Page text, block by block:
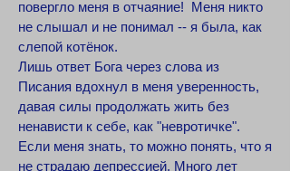
повергло меня в отчаяние! Меня никто
не слышал и не понимал -- я была, как
слепой котёнок.
Лишь ответ Бога через слова из
Писания вдохнул в меня уверенность,
давая силы продолжать жить без
ненависти к себе, как "невротичке".
Если меня знать, то можно понять, что я
не страдаю депрессией. Много лет